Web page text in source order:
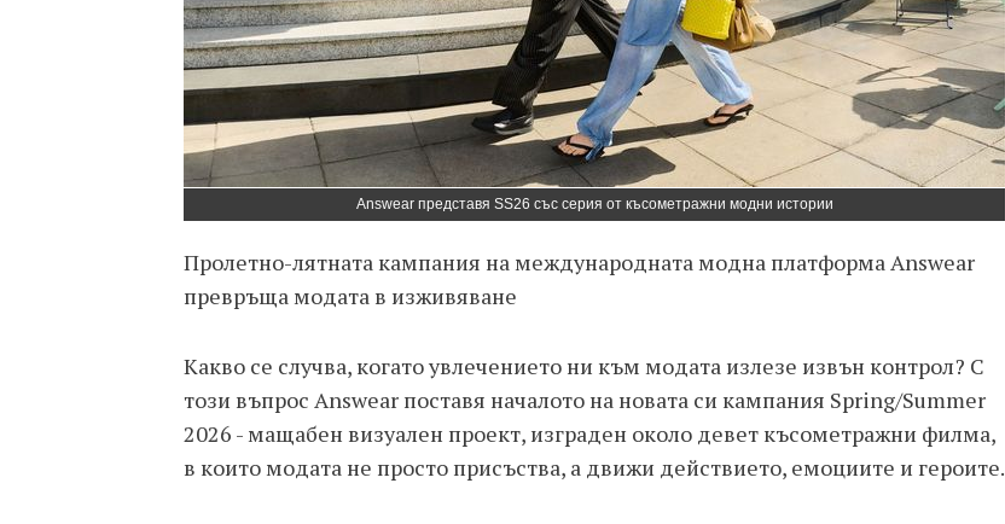
Answear представя SS26 със серия от късометражни модни истории
Пролетно-лятната кампания на международната модна платформа Answear
превръща модата в изживяване
Какво се случва, когато увлечението ни към модата излезе извън контрол? С
този въпрос Answear поставя началото на новата си кампания Spring/Summer
2026 - мащабен визуален проект, изграден около девет късометражни филма,
в които модата не просто присъства, а движи действието, емоциите и героите.